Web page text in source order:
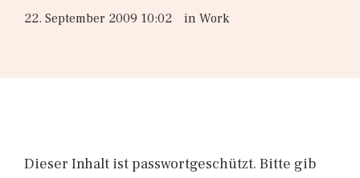
22. September 2009 10:02 in Work
Dieser Inhalt ist passwortgeschützt. Bitte gib